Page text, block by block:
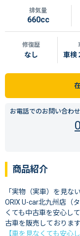
排気量
660cc
修復歴
なし 車検
お電話でのお問い合わせ
商品紹介
「実物（実車）を見な
ORIX U-car北九州店（
くても中古車を安心し
古車を販売しております
【車を見なくても安心